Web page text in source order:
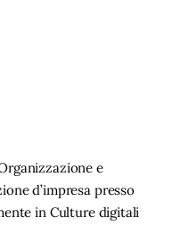
e
d’impresa presso
in Culture digitali